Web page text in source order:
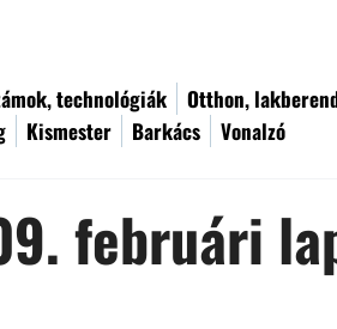
technológiák
Otthon,
Kismester Barkács Vonalzó
februári